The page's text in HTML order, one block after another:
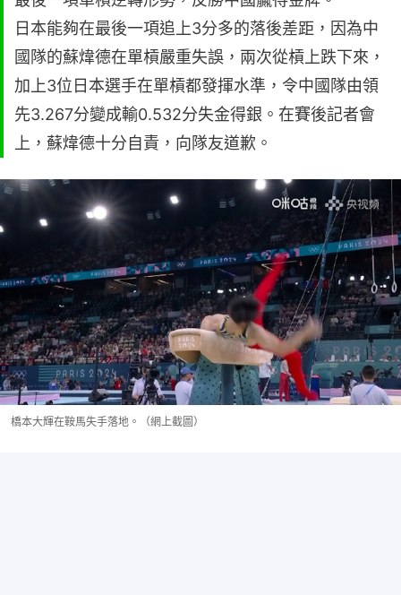
日本能夠在最後一項追上3分多的落後差距，因為中
國隊的蘇煒德在單槓嚴重失誤，兩次從槓上跌下來，
加上3位日本選手在單槓都發揮水準，令中國隊由領
先3.267分變成輸0.532分失金得銀。在賽後記者會
上，蘇煒德十分自責，向隊友道歉。
橋本大輝在鞍馬失手落地。（網上截圖）